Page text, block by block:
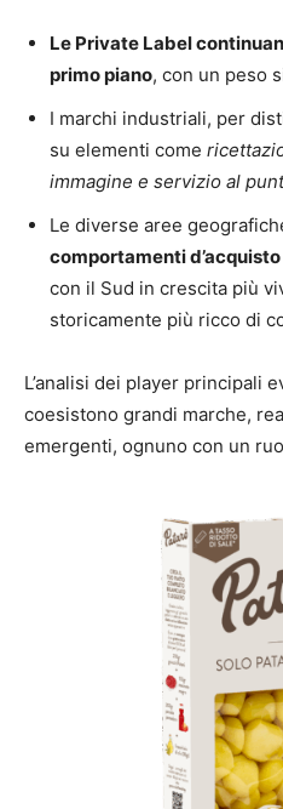
Le Private Label
primo piano, con un peso
I marchi industriali, per
su elementi come
immagine e servizio al
Le diverse aree
comportamenti
con il Sud in crescita più
storicamente più ricco di
L’analisi dei player principali
coesistono grandi marche,
emergenti, ognuno con un